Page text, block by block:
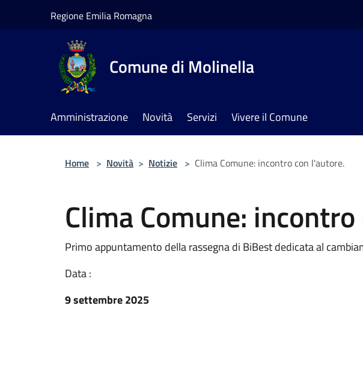
Regione Emilia Romagna
Comune di Molinella
Amministrazione Novità Servizi Vivere il Comune
Home > Novità > Notizie > Clima Comune: incontro con l'autore.
Clima Comune:
Primo appuntamento della rassegna di BiBest dedicata al
Data :
9 settembre 2025